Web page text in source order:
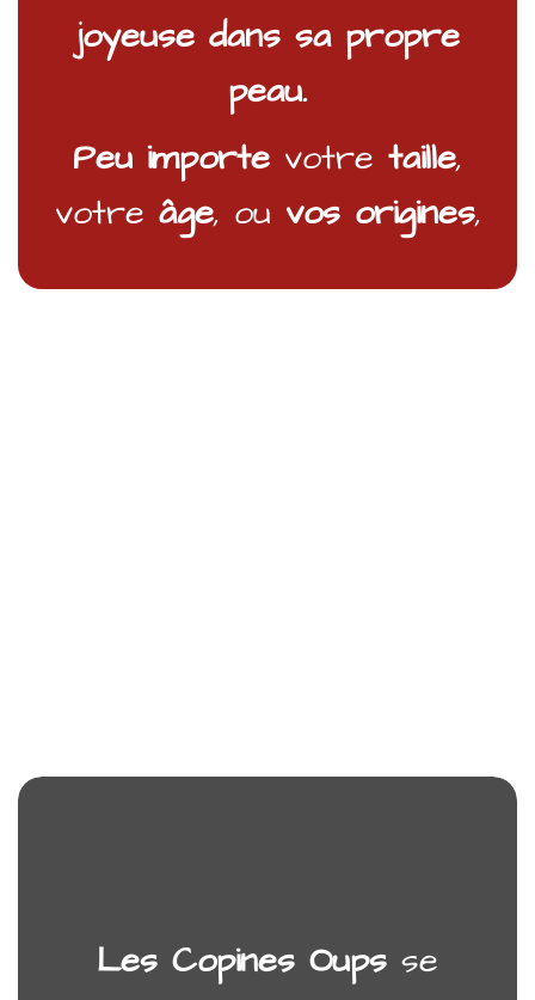
joyeuse dans sa propre
peau.
Peu importe votre taille,
votre âge, ou vos origines,
Les Copines Oups se